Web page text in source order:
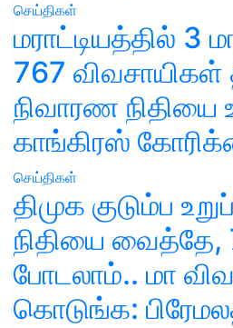
செய்திகள்
மராட்டியத்தில் 3
767
நிவாரண நிதியை
காங்கிரஸ்
செய்திகள்
திமுக குடும்ப
நிதியை வைத்தே,
போடலாம்.. மா
கொடுங்க: